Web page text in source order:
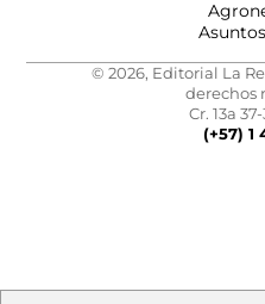
© 2026, Editorial La
derechos
Cr. 13a
(+57) 1